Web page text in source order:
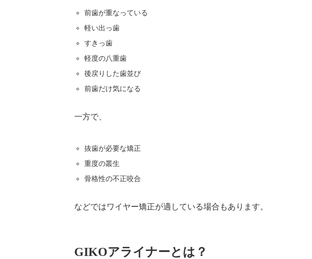
前歯が重なっている
軽い出っ歯
すきっ歯
軽度の八重歯
後戻りした歯並び
前歯だけ気になる
一方で、
抜歯が必要な矯正
重度の叢生
骨格性の不正咬合
などではワイヤー矯正が適している場合もあります。
GIKOアライナーとは？